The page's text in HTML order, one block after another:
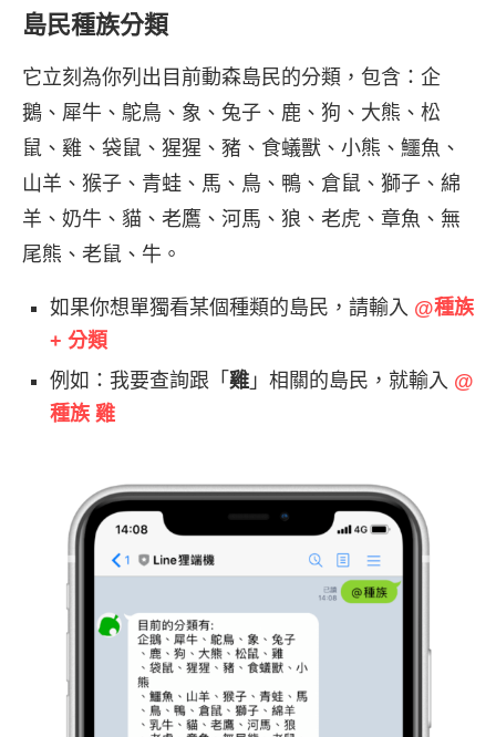
島民種族分類
它立刻為你列出目前動森島民的分類，包含：企
鵝、犀牛、鴕鳥、象、兔子、鹿、狗、大熊、松
鼠、雞、袋鼠、猩猩、豬、食蟻獸、小熊、鱷魚、
山羊、猴子、青蛙、馬、鳥、鴨、倉鼠、獅子、綿
羊、奶牛、貓、老鷹、河馬、狼、老虎、章魚、無
尾熊、老鼠、牛。
如果你想單獨看某個種類的島民，請輸入 @種族
+ 分類
例如：我要查詢跟「 雞 」相關的島民，就輸入 @
種族 雞